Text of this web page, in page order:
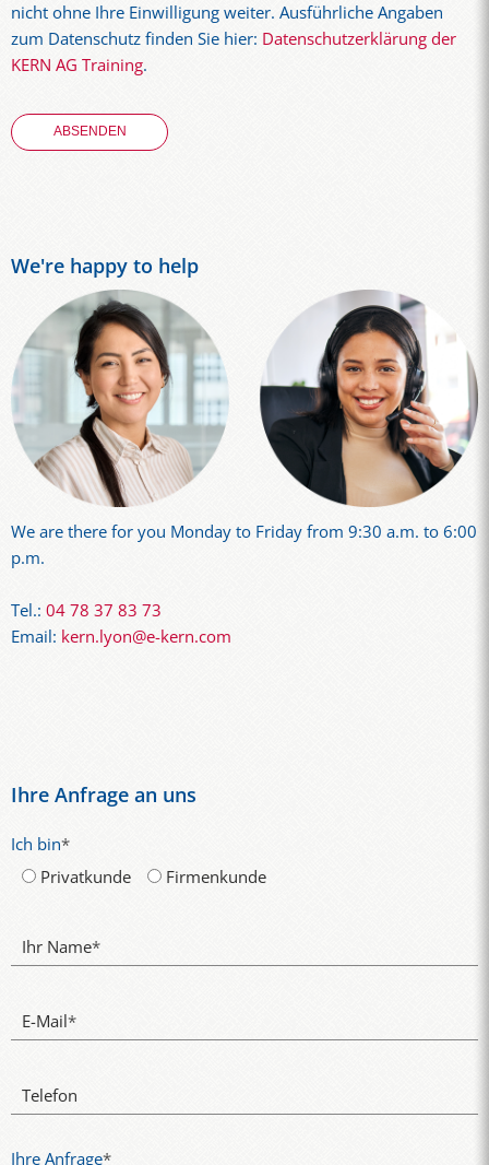
nicht ohne Ihre Einwilligung weiter. Ausführliche Angaben
zum Datenschutz finden Sie hier: Datenschutzerklärung der
KERN AG Training.
We're happy to help
We are there for you Monday to Friday from 9:30 a.m. to 6:00
p.m.
Tel.: 04 78 37 83 73
Email: kern.lyon@e-kern.com
Ihre Anfrage an uns
Ich bin*
Privatkunde
Firmenkunde
Ihr Name*
E-Mail*
Telefon
Ihre Anfrage*